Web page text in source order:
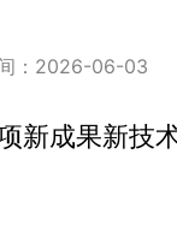
：2026-06-03
新成果新技